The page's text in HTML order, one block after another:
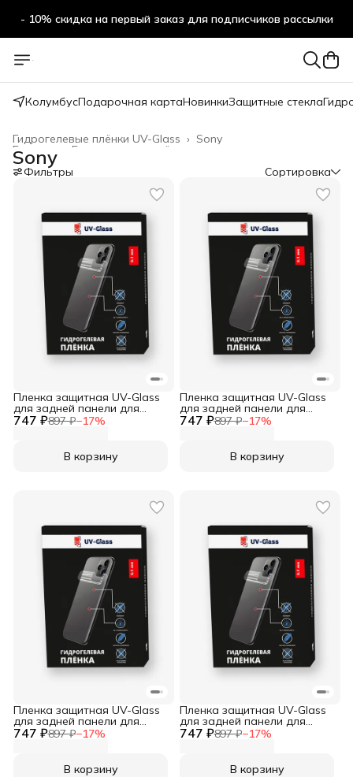
- 10% скидка на первый заказ для подписчиков рассылки
КолумбусПодарочная картаНовинкиЗащитные стекла
Sony
Гидрогелевые плёнки UV-Glass ›
Гидрогелевые плёнки
Главная
Sony
Фильтры Сортировка
747 ₽897 ₽−17%
Пленка защитная UV-Glass
для задней панели для
Sony Xperia XZ1
В корзину
747 ₽897 ₽−17%
Пленка защитная UV-Glass
для задней панели для
Sony Xperia XA2 Plus
В корзину
747 ₽897 ₽−17%
Пленка защитная UV-Glass
для задней панели для
Sony Xperia Pro-I
В корзину
747 ₽897 ₽−17%
Пленка защитная UV-Glass
для задней панели для
Sony Xperia 5 V
В корзину